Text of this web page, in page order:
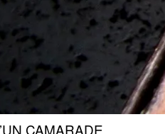
CAMARADE